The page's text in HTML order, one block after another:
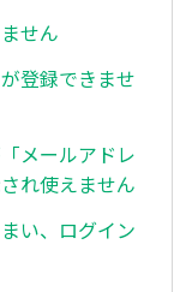
せん
登録できませ
メールアドレ
れ使えません
い、ログイン